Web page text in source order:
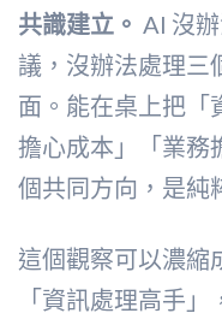
共識建立。 AI 沒
議，沒辦法處理三
面。能在桌上把「
擔心成本」「業務
個共同方向，是純
這個觀察可以濃縮
「資訊處理高手